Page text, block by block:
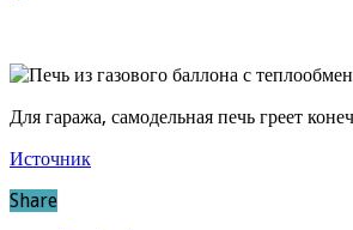
Для гаража, самодельная печь греет
Источник
Share